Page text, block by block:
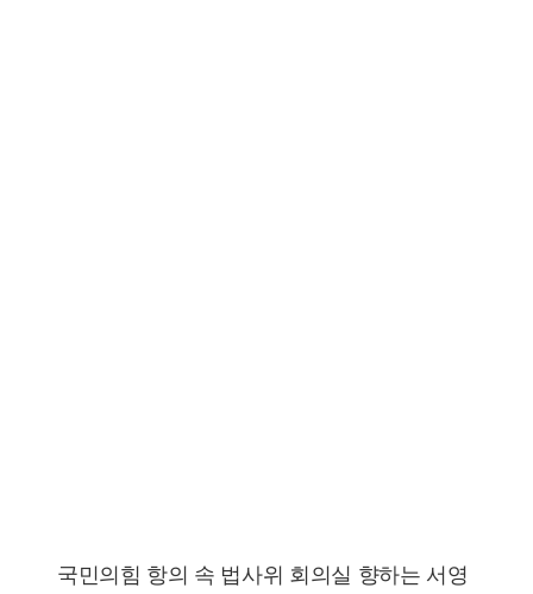
국민의힘 항의 속 법사위 회의실 향하는 서영